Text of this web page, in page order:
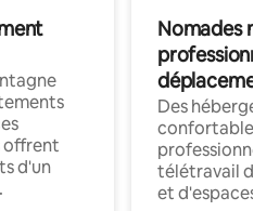
offrent
d'un
Nomades
déplacement
Des
confortables
professionnels
télétravail
et d'espaces